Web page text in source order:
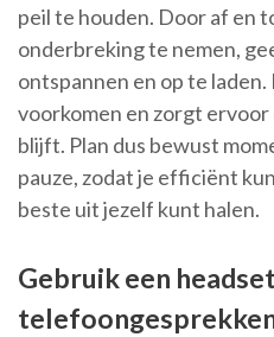
peil te houden. Door af en
onderbreking te nemen,
ontspannen en op te
voorkomen en zorgt
blijft. Plan dus bewust
pauze, zodat je efficiënt
beste uit jezelf kunt halen.
Gebruik een